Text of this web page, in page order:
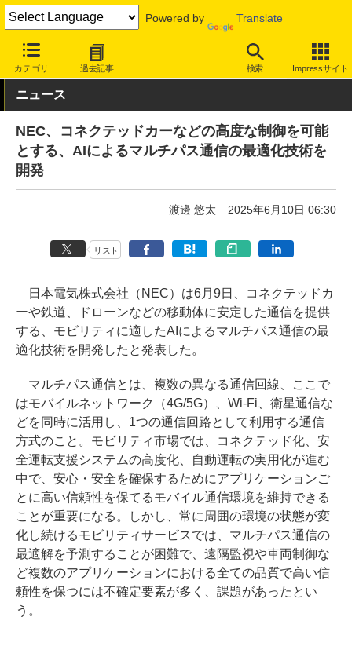
Powered by Translate
カテゴリ 過去記事 検索 Impressサイト
INTERNET Watch トピック 技術/規格
ニュース
NEC、コネクテッドカーなどの高度な制御を可能
とする、AIによるマルチパス通信の最適化技術を
開発
渡邊 悠太 2025年6月10日 06:30
リスト
日本電気株式会社（NEC）は6月9日、コネクテッドカ
ーや鉄道、ドローンなどの移動体に安定した通信を提供
する、モビリティに適したAIによるマルチパス通信の最
適化技術を開発したと発表した。
マルチパス通信とは、複数の異なる通信回線、ここで
はモバイルネットワーク（4G/5G）、Wi-Fi、衛星通信な
どを同時に活用し、1つの通信回路として利用する通信
方式のこと。モビリティ市場では、コネクテッド化、安
全運転支援システムの高度化、自動運転の実用化が進む
中で、安心・安全を確保するためにアプリケーションご
とに高い信頼性を保てるモバイル通信環境を維持できる
ことが重要になる。しかし、常に周囲の環境の状態が変
化し続けるモビリティサービスでは、マルチパス通信の
最適解を予測することが困難で、遠隔監視や車両制御な
ど複数のアプリケーションにおける全ての品質で高い信
頼性を保つには不確定要素が多く、課題があったとい
う。